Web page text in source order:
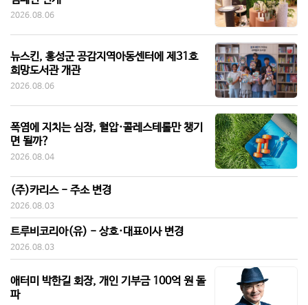
2026.08.06
뉴스킨, 홍성군 공감지역아동센터에 제31호
희망도서관 개관
2026.08.06
폭염에 지치는 심장, 혈압·콜레스테롤만 챙기
면 될까?
2026.08.04
(주)카리스 - 주소 변경
2026.08.03
트루비코리아(유) - 상호·대표이사 변경
2026.08.03
애터미 박한길 회장, 개인 기부금 100억 원 돌
파